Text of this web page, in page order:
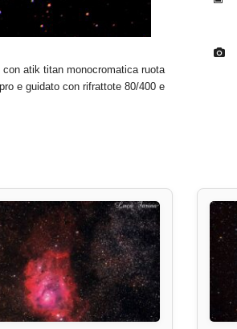
atik titan monocromatica ruota
e guidato con rifrattote 80/400 e